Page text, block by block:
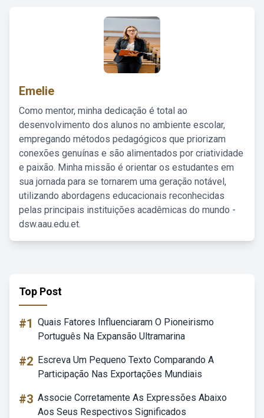
Emelie
Como mentor, minha dedicação é total ao
desenvolvimento dos alunos no ambiente escolar,
empregando métodos pedagógicos que priorizam
conexões genuínas e são alimentados por criatividade
e paixão. Minha missão é orientar os estudantes em
sua jornada para se tornarem uma geração notável,
utilizando abordagens educacionais reconhecidas
pelas principais instituições acadêmicas do mundo -
dsw.aau.edu.et.
Top Post
#1 Quais Fatores Influenciaram O Pioneirismo
Português Na Expansão Ultramarina
#2 Escreva Um Pequeno Texto Comparando A
Participação Nas Exportações Mundiais
#3 Associe Corretamente As Expressões Abaixo
Aos Seus Respectivos Significados